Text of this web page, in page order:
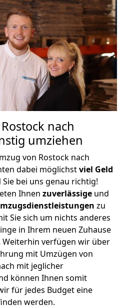
nach
umziehen
von Rostock nach
dabei möglichstviel Geld
Sie bei uns genau richtig!
Ihnen zuverlässige und
zu
Sie sich um nichts anderes
in Ihrem neuen Zuhause
verfügen wir über
mit Umzügen von
mit jeglicher
können Ihnen somit
für jedes Budget eine
werden.